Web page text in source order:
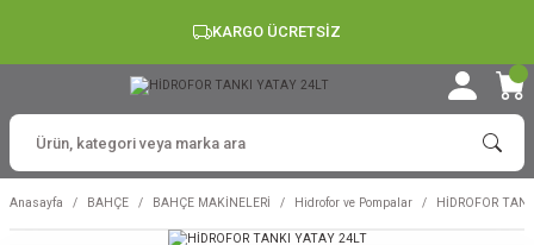
KARGO ÜCRETSİZ
Anasayfa BAHÇE BAHÇE MAKİNELERİ Hidrofor ve Pompalar HİDROFOR